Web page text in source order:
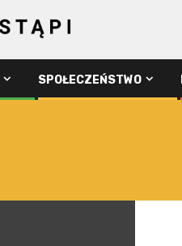
SPOŁECZEŃSTWO